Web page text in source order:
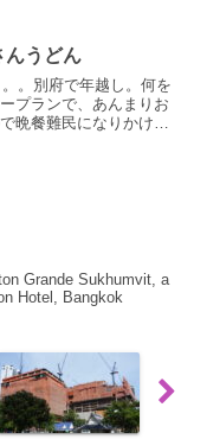
立派な建物が完...
んうどん
。別府で年越し。何を
プランで、あんまりお
晩餐難民になりかけ
Grande Sukhumvit, a
Hotel, Bangkok